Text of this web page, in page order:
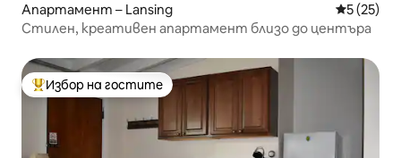
Апартамент – Lansing Средна
5 (25)
Стилен, креативен апартамент близо до центъра
Най-популярен избор на гостите
Избор на гостите